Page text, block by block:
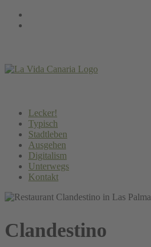
Springe
zum
Lecker!
Typisch
Stadtleben
Ausgehen
Digitalism
Unterwegs
Kontakt
Clandestino